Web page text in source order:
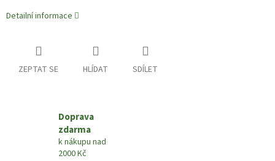
Detailní informace
ZEPTAT SE HLÍDAT SDÍLET
Doprava
zdarma
k nákupu nad
2000 Kč